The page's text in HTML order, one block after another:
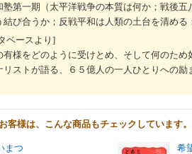
塾第一期（太平洋戦争の本質は何か；戦後
結び合うか；反戦平和は人類の土台を清める
ベースより]
有様をどのように受けとめ、そして何のた
リストが語る、６５億人の一人ひとりへの励
客様は、こんな商品もチェックしています。
まつ 希